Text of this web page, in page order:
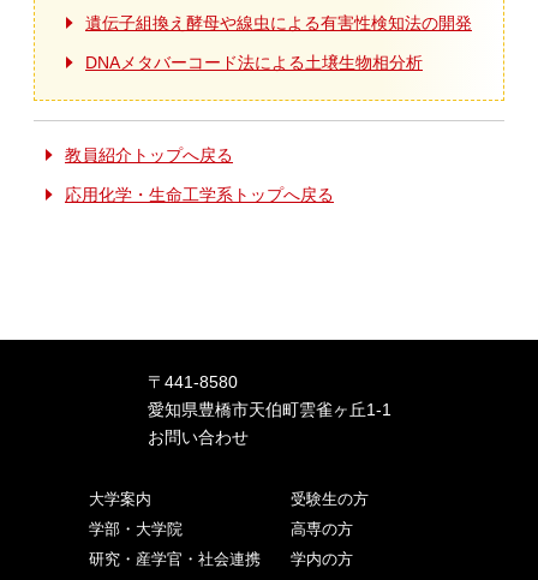
遺伝子組換え酵母や線虫による有害性検知法の開発
DNAメタバーコード法による土壌生物相分析
教員紹介トップへ戻る
応用化学・生命工学系トップへ戻る
〒441-8580
愛知県豊橋市天伯町雲雀ヶ丘1-1
お問い合わせ
大学案内
学部・大学院
研究・産学官・社会連携
受験生の方
高専の方
学内の方